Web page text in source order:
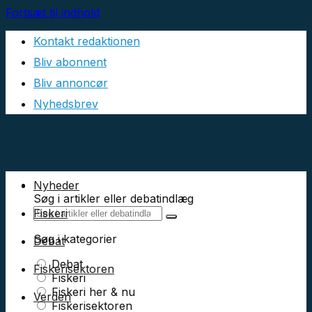
Fortsæt til indhold
Kontakt redaktionen
Bliv abonnent
Bliv annoncør
Nyhedsbrev
Søg i artikler eller debatindlæg
Søg i kategorier
Debat
Fiskeri
Fiskeri her & nu
Fiskerisektoren
Nyheder
Fiskeri
Debat
Fiskerisektoren
Verden